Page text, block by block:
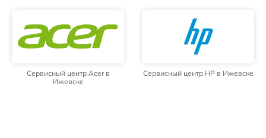
Сервисный центр Acer в
Ижевске
Сервисный центр HP в Ижевске